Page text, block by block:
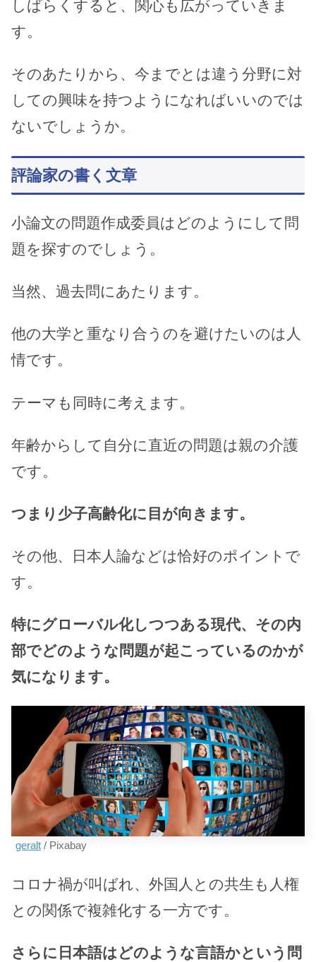
しばらくすると、関心も広がっていきま
す。
そのあたりから、今までとは違う分野に対
しての興味を持つようになればいいのでは
ないでしょうか。
評論家の書く文章
小論文の問題作成委員はどのようにして問
題を探すのでしょう。
当然、過去問にあたります。
他の大学と重なり合うのを避けたいのは人
情です。
テーマも同時に考えます。
年齢からして自分に直近の問題は親の介護
です。
つまり少子高齢化に目が向きます。
その他、日本人論などは恰好のポイントで
す。
特にグローバル化しつつある現代、その内
部でどのような問題が起こっているのかが
気になります。
geralt / Pixabay
コロナ禍が叫ばれ、外国人との共生も人権
との関係で複雑化する一方です。
さらに日本語はどのような言語かという問